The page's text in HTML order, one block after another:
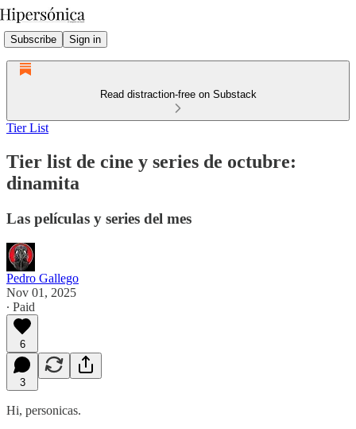
Subscribe Sign in
Read distraction-free on Substack
Tier List
Tier list de cine y series de octubre:
dinamita
Las películas y series del mes
Pedro Gallego
Nov 01, 2025
∙ Paid
6
3
Hi, personicas.